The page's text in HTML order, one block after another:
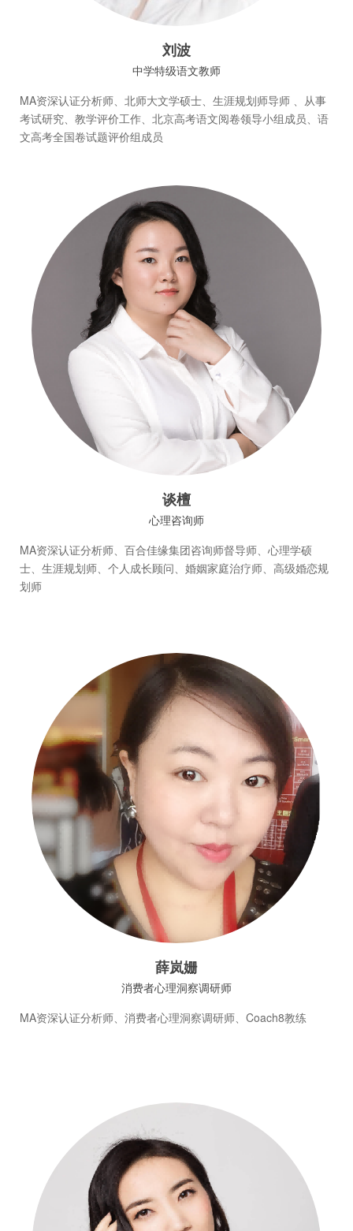
刘波
中学特级语文教师
MA资深认证分析师、北师大文学硕士、生涯规划师导师 、从事
考试研究、教学评价工作、北京高考语文阅卷领导小组成员、语
文高考全国卷试题评价组成员
谈檀
心理咨询师
MA资深认证分析师、百合佳缘集团咨询师督导师、心理学硕
士、生涯规划师、个人成长顾问、婚姻家庭治疗师、高级婚恋规
划师
薛岚姗
消费者心理洞察调研师
MA资深认证分析师、消费者心理洞察调研师、Coach8教练